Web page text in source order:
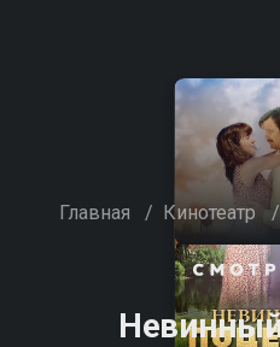
Главная / Кинотеатр /